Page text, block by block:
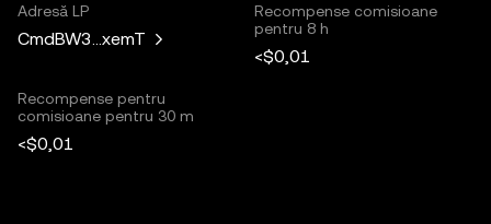
Adresă LP
CmdBW3...xemT
Recompense comisioane
pentru 8 h
<$0,01
Recompense pentru
comisioane pentru 30 m
<$0,01